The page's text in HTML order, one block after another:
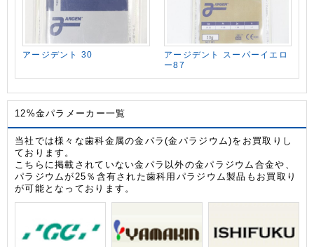
アージデント 30
アージデント スーパーイエロ
ー87
12%金パラメーカー一覧
当社では様々な歯科金属の金パラ(金パラジウム)をお買取りし
ております。
こちらに掲載されていない金パラ以外の金パラジウム合金や、
パラジウムが25％含有された歯科用パラジウム製品もお買取り
が可能となっております。